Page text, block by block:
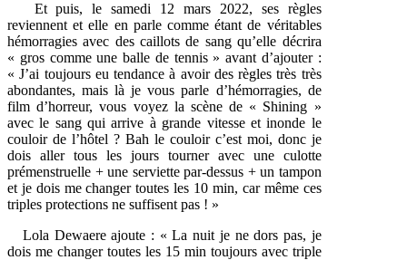
Et puis, le samedi 12 mars 2022, ses règles
reviennent et elle en parle comme étant de véritables
hémorragies avec des caillots de sang qu’elle décrira
« gros comme une balle de tennis » avant d’ajouter :
« J’ai toujours eu tendance à avoir des règles très très
abondantes, mais là je vous parle d’hémorragies, de
film d’horreur, vous voyez la scène de « Shining »
avec le sang qui arrive à grande vitesse et inonde le
couloir de l’hôtel ? Bah le couloir c’est moi, donc je
dois aller tous les jours tourner avec une culotte
prémenstruelle + une serviette par-dessus + un tampon
et je dois me changer toutes les 10 min, car même ces
triples protections ne suffisent pas ! »
Lola Dewaere ajoute : « La nuit je ne dors pas, je
dois me changer toutes les 15 min toujours avec triple